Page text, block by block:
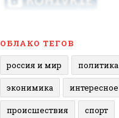
ОБЛАКО ТЕГОВ
россия и мир
политика
эконимика интересное
происшествия спорт